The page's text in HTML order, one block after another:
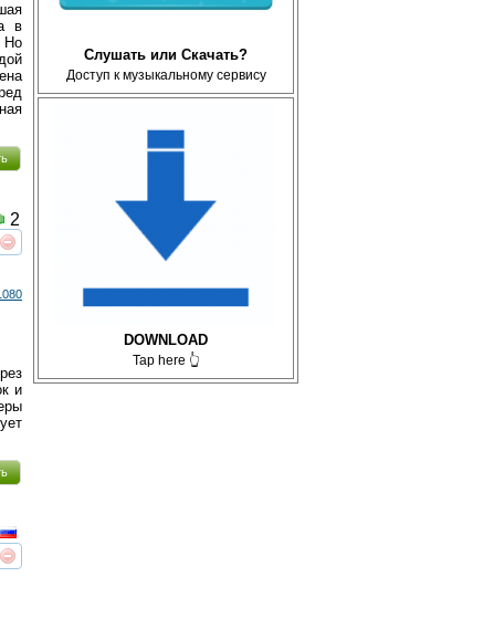
Слушать или Скачать?
Доступ к музыкальному сервису
DOWNLOAD
Tap here 👆
в
Но
интересует
2
и
интересует